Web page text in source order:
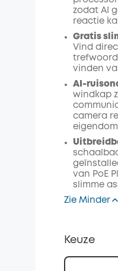
zodat AI
reactie
Gratis
Vind
vinden
AI-
windkap
camera
van PoE
slimme
Zie Minder
Keuze